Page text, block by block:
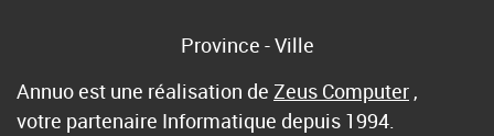
Province - Ville
Annuo est une réalisation de Zeus Computer ,
votre partenaire Informatique depuis 1994.